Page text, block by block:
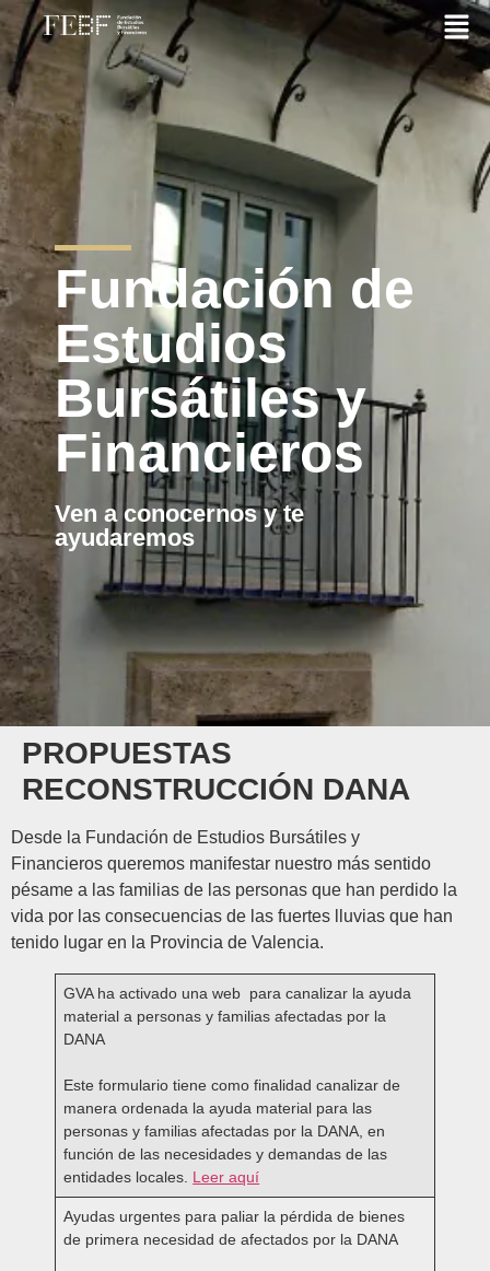
Fundación de
Estudios
Bursátiles y
Financieros
Ven a conocernos y te
ayudaremos
PROPUESTAS
RECONSTRUCCIÓN DANA
Desde la Fundación de Estudios Bursátiles y
Financieros queremos manifestar nuestro más sentido
pésame a las familias de las personas que han perdido la
vida por las consecuencias de las fuertes lluvias que han
tenido lugar en la Provincia de Valencia.
GVA ha activado una web para canalizar la ayuda
material a personas y familias afectadas por la
DANA
Este formulario tiene como finalidad canalizar de
manera ordenada la ayuda material para las
personas y familias afectadas por la DANA, en
función de las necesidades y demandas de las
entidades locales. Leer aquí
Ayudas urgentes para paliar la pérdida de bienes
de primera necesidad de afectados por la DANA